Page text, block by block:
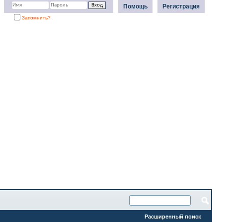
Регистрация
Помощь
Запомнить?
Расширенный поиск